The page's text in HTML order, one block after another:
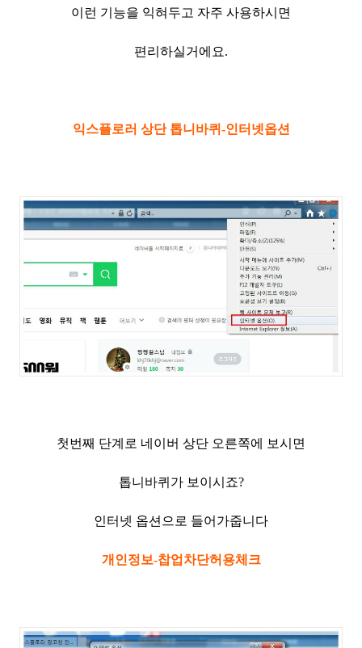
이런 기능을 익혀두고 자주 사용하시면
편리하실거에요.
익스플로러 상단 톱니바퀴-인터넷옵션
첫번째 단계로 네이버 상단 오른쪽에 보시면
톱니바퀴가 보이시죠?
인터넷 옵션으로 들어가줍니다
개인정보-찹업차단허용체크